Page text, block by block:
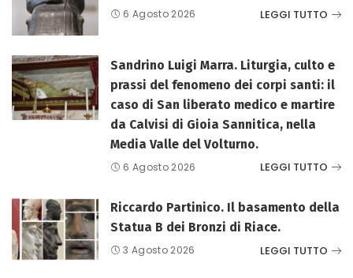
6 Agosto 2026 LEGGI TUTTO
Sandrino Luigi Marra. Liturgia, culto e
prassi del fenomeno dei corpi santi: il
caso di San liberato medico e martire
da Calvisi di Gioia Sannitica, nella
Media Valle del Volturno.
6 Agosto 2026 LEGGI TUTTO
Riccardo Partinico. Il basamento della
Statua B dei Bronzi di Riace.
3 Agosto 2026 LEGGI TUTTO